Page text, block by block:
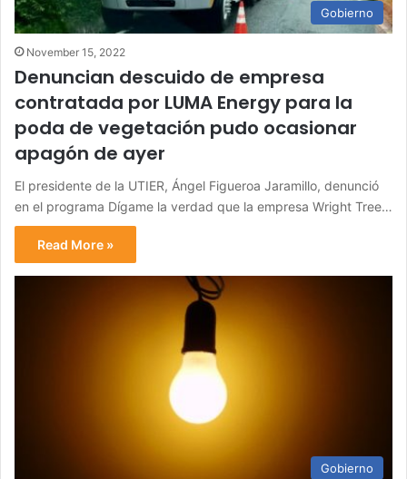
Gobierno
November 15, 2022
Denuncian descuido de empresa
contratada por LUMA Energy para la
poda de vegetación pudo ocasionar
apagón de ayer
El presidente de la UTIER, Ángel Figueroa Jaramillo, denunció
en el programa Dígame la verdad que la empresa Wright Tree…
Read More »
Gobierno